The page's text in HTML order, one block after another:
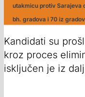
utakmicu protiv Sarajeva
bh. gradova i 70 iz
Kandidati su
kroz proces
isključen je iz